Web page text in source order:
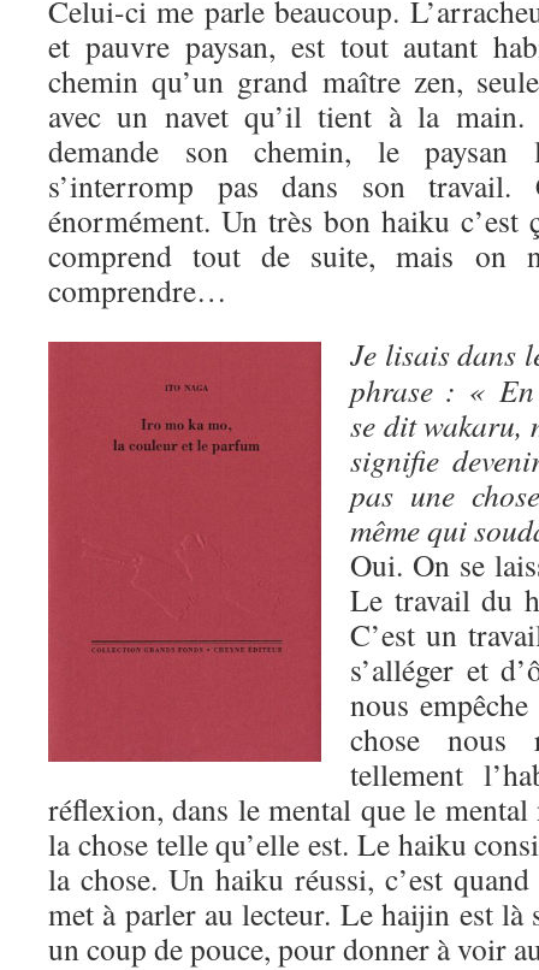
Celui-ci me parle beaucoup.
et pauvre paysan, est tout autant
chemin qu’un grand maître zen,
avec un navet qu’il tient à la main.
demande son chemin, le
s’interromp pas dans son
énormément. Un très bon haiku c’est
comprend tout de suite, mais on
comprendre…
Je lisais dans
phrase : « En
se dit wakaru,
signifie
pas une
même qui
Oui. On se
Le travail du
C’est un
s’alléger et
nous
chose nous
tellement
réflexion, dans le mental que le
la chose telle qu’elle est. Le haiku
la chose. Un haiku réussi, c’est
met à parler au lecteur. Le haijin est là
un coup de pouce, pour donner à voir